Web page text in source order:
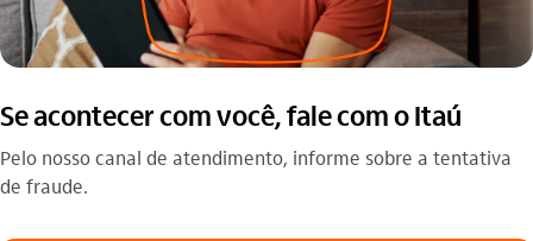
Se acontecer com você, fale com o Itaú
Pelo nosso canal de atendimento, informe sobre a tentativa
de fraude.